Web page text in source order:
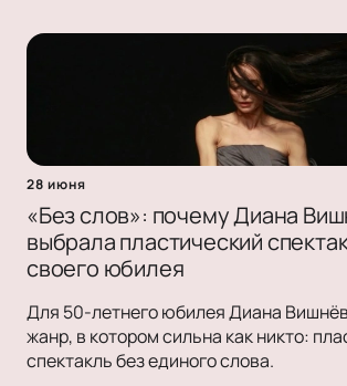
28 июня
«Без слов»: почему Диана
выбрала пластический
своего юбилея
Для 50-летнего юбилея Диана
жанр, в котором сильна как никто:
спектакль без единого слова.